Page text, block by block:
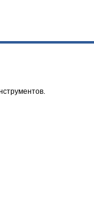
.